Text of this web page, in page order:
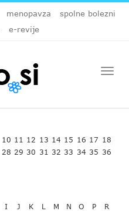
menopavza
spolne bolezni
e-revije
10 11 12 13 14 15 16 17 18
28 29 30 31 32 33 34 35 36
I J K L M N O P
R